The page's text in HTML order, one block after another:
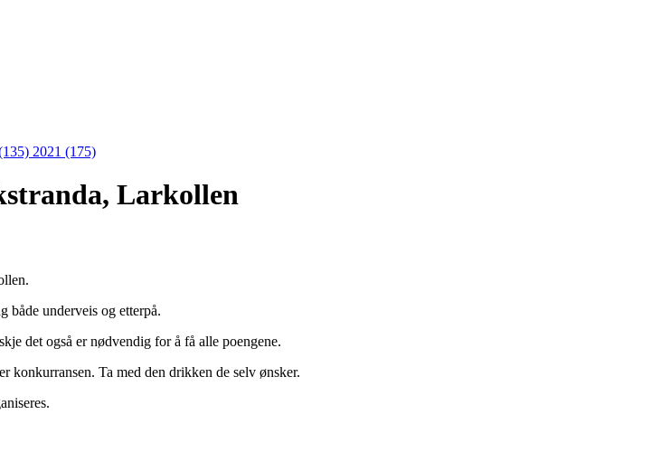
2021 (175)
Larkollen
både underveis og etterpå.
det også er nødvendig for å få alle poengene.
konkurransen. Ta med den drikken de selv ønsker.